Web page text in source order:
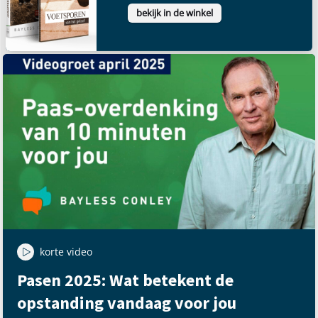
bekijk in de winkel
korte video
Pasen 2025: Wat betekent de
opstanding vandaag voor jou